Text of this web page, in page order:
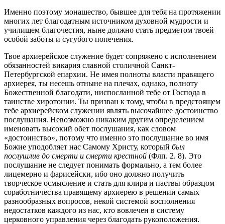
Именно поэтому монашество, бывшее для тебя на протяжении
многих лет благодатным источником духовной мудрости и
училищем благочестия, ныне должно стать предметом твоей
особой заботы и сугубого попечения.
Твое архиерейское служение будет сопряжено с исполнением
обязанностей викария славной столичной Санкт-
Петербургской епархии. Не имея полноты власти правящего
архиерея, ты несешь отныне на плечах, однако, полноту
Божественной благодати, ниспосланной тебе от Господа в
таинстве хиротонии. Ты призван к тому, чтобы в предстоящем
тебе архиерейском служении являть высочайшее достоинство
послушания. Невозможно никаким другим определением
именовать высокий обет послушания, как словом
«достоинство», потому что именно это послушание во имя
Божие уподобляет нас Самому Христу, который был
послушлив до смерти и смерти крестной (Флп. 2. 8). Это
послушание не следует понимать формально, а тем более
лицемерно и фарисейски, ибо оно должно получить
творческое осмысление и стать для клира и паствы образцом
соработничества правящему архиерею в решении самых
разнообразных вопросов, некой системой восполнения
недостатков каждого из нас, кто вовлечен в систему
церковного управления через благодать рукоположения.